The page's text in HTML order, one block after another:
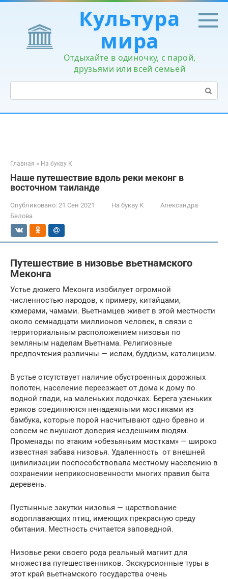
Перейти
контенту
Культура
мира
Отдыхайте в одиночку, с парой,
друзьями или всей семьей
Поиск:
Главная » На букву К
Наше путешествие вдоль реки меконг в
восточном таиланде
Опубликовано: 21 Сен 2021 На букву К
Александра
Белова
Путешествие в низовье вьетнамского
Меконга
Устье дюжего Меконга изобилует огромной
численностью народов, к примеру, китайцами,
кхмерами, чамами. Вьетнамцев живет в этой местности
около семнадцати миллионов человек, в связи с
территориальным расположением низовья по
земляным наделам Вьетнама. Религиозные
предпочтения различны — ислам, буддизм, католицизм.
В устье отсутствует наличие обустроенных дорожных
полотен, население переезжает от дома к дому по
водной глади, на маленьких лодочках. Берега узеньких
ериков соединяются ненадежными мостиками из
бамбука, которые порой насчитывают одно бревно и
совсем не внушают доверия нездешним людям.
Променады по этаким «обезьяньим мосткам» — широко
известная забава низовья. Удаленность от внешней
цивилизации поспособствовала местному населению в
сохранении неприкосновенности многих правил быта
деревень.
Пустынные закутки низовья — царствование
водоплавающих птиц, имеющих прекрасную среду
обитания. Местность считается заповедной.
Низовье реки своего рода реальный магнит для
множества путешественников. Экскурсионные туры в
этот край вьетнамского государства очень